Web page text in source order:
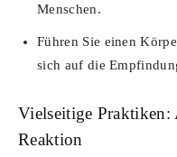
Menschen.
Führen Sie einen
sich auf die
Vielseitige
Reaktion